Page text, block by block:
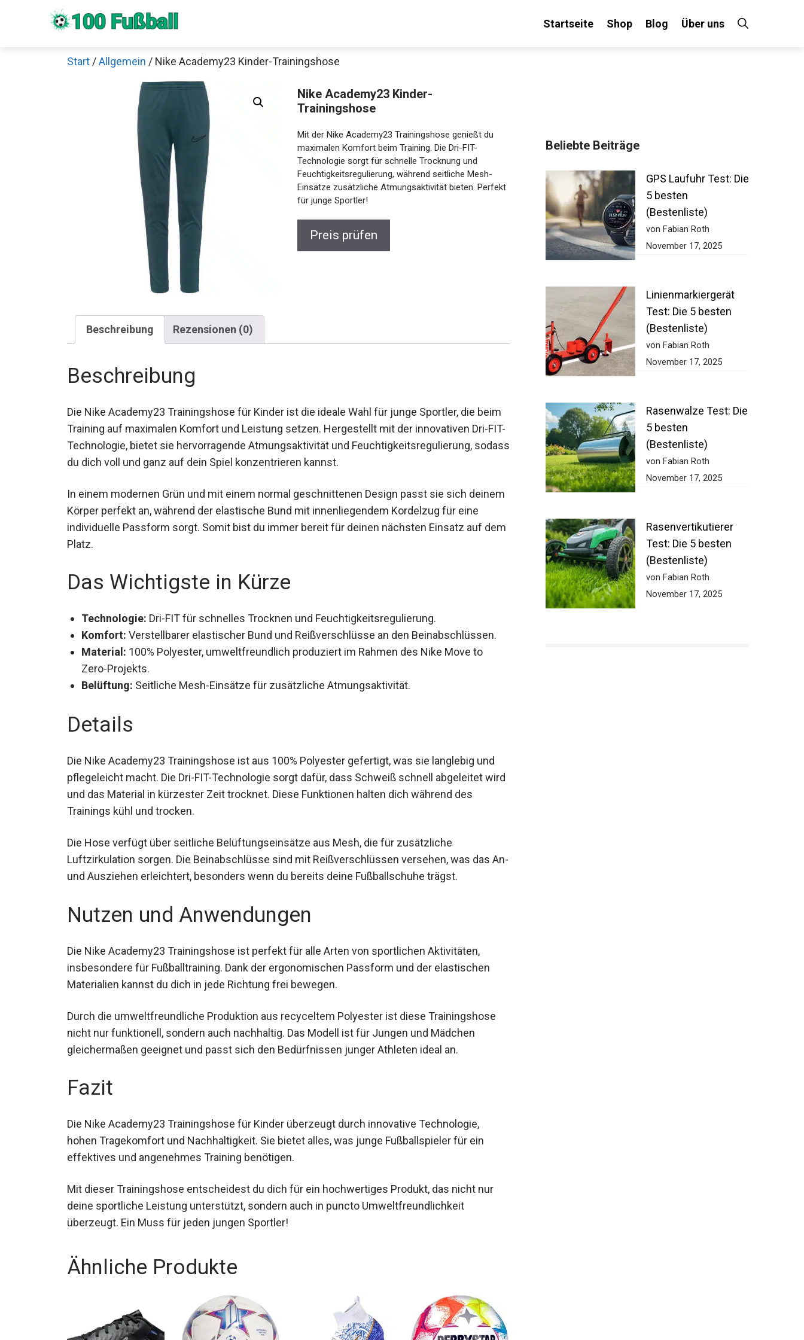
Startseite Shop Blog Über uns
Start /Allgemein / Nike Academy23 Kinder-Trainingshose
Nike Academy23 Kinder-
Trainingshose
Mit der Nike Academy23 Trainingshose genießt du
maximalen Komfort beim Training. Die Dri-FIT-
Technologie sorgt für schnelle Trocknung und
Feuchtigkeitsregulierung, während seitliche Mesh-
Einsätze zusätzliche Atmungsaktivität bieten. Perfekt
für junge Sportler!
Preis prüfen
Beschreibung Rezensionen (0)
Beschreibung
Die Nike Academy23 Trainingshose für Kinder ist die ideale Wahl für junge Sportler, die beim
Training auf maximalen Komfort und Leistung setzen. Hergestellt mit der innovativen Dri-
FIT-Technologie, bietet sie hervorragende Atmungsaktivität und Feuchtigkeitsregulierung,
sodass du dich voll und ganz auf dein Spiel konzentrieren kannst.
In einem modernen Grün und mit einem normal geschnittenen Design passt sie sich
deinem Körper perfekt an, während der elastische Bund mit innenliegendem Kordelzug für
eine individuelle Passform sorgt. Somit bist du immer bereit für deinen nächsten Einsatz
auf dem Platz.
Das Wichtigste in Kürze
Technologie: Dri-FIT für schnelles Trocknen und Feuchtigkeitsregulierung.
Komfort: Verstellbarer elastischer Bund und Reißverschlüsse an den Beinabschlüssen.
Material: 100% Polyester, umweltfreundlich produziert im Rahmen des Nike Move to
Zero-Projekts.
Belüftung: Seitliche Mesh-Einsätze für zusätzliche Atmungsaktivität.
Details
Die Nike Academy23 Trainingshose ist aus 100% Polyester gefertigt, was sie langlebig und
pflegeleicht macht. Die Dri-FIT-Technologie sorgt dafür, dass Schweiß schnell abgeleitet
wird und das Material in kürzester Zeit trocknet. Diese Funktionen halten dich während des
Trainings kühl und trocken.
Die Hose verfügt über seitliche Belüftungseinsätze aus Mesh, die für zusätzliche
Luftzirkulation sorgen. Die Beinabschlüsse sind mit Reißverschlüssen versehen, was das
An- und Ausziehen erleichtert, besonders wenn du bereits deine Fußballschuhe trägst.
Nutzen und Anwendungen
Die Nike Academy23 Trainingshose ist perfekt für alle Arten von sportlichen Aktivitäten,
insbesondere für Fußballtraining. Dank der ergonomischen Passform und der elastischen
Materialien kannst du dich in jede Richtung frei bewegen.
Durch die umweltfreundliche Produktion aus recyceltem Polyester ist diese Trainingshose
nicht nur funktionell, sondern auch nachhaltig. Das Modell ist für Jungen und Mädchen
gleichermaßen geeignet und passt sich den Bedürfnissen junger Athleten ideal an.
Fazit
Die Nike Academy23 Trainingshose für Kinder überzeugt durch innovative Technologie,
hohen Tragekomfort und Nachhaltigkeit. Sie bietet alles, was junge Fußballspieler für ein
effektives und angenehmes Training benötigen.
Mit dieser Trainingshose entscheidest du dich für ein hochwertiges Produkt, das nicht nur
deine sportliche Leistung unterstützt, sondern auch in puncto Umweltfreundlichkeit
überzeugt. Ein Muss für jeden jungen Sportler!
Ähnliche Produkte
Beliebte Beiträge
GPS Laufuhr Test:
Die 5 besten
(Bestenliste)
von Fabian Roth
November 17, 2025
Linienmarkiergerät
Test: Die 5 besten
(Bestenliste)
von Fabian Roth
November 17, 2025
Rasenwalze Test:
Die 5 besten
(Bestenliste)
von Fabian Roth
November 17, 2025
Rasenvertikutierer
Test: Die 5 besten
(Bestenliste)
von Fabian Roth
November 17, 2025
Jetzt anschauen